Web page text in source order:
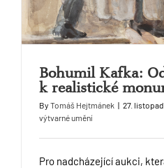
Bohumil Kafka:
k realistické
By Tomáš Hejtmánek | 27.
výtvarné umění
Pro nadcházející aukci,